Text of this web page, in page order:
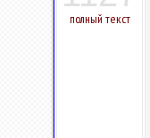
полный текст